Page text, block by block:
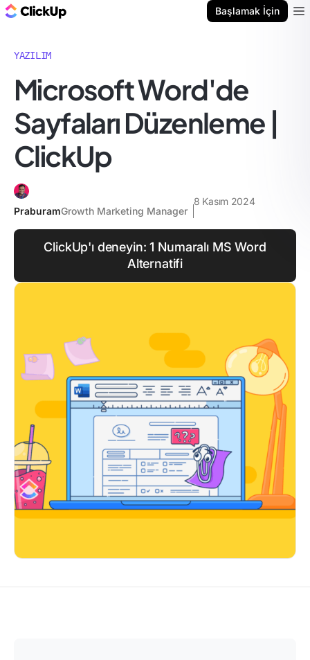
Başlamak İçin
YAZILIM
Microsoft Word'de
Sayfaları Düzenleme |
ClickUp
PraburamGrowth Marketing Manager
8 Kasım 2024
ClickUp'ı deneyin: 1 Numaralı MS Word
Alternatifi